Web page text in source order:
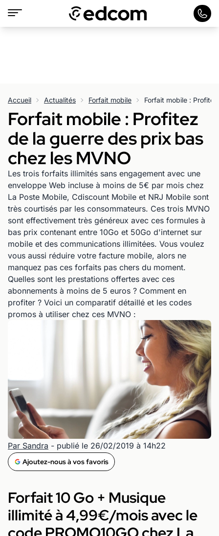
Accueil Actualités Forfait mobile
Forfait mobile : Profitez
de la guerre des prix bas
chez les MVNO
Les trois forfaits illimités sans engagement avec une
enveloppe Web incluse à moins de 5€ par mois chez
La Poste Mobile, Cdiscount Mobile et NRJ Mobile sont
très courtisés par les consommateurs. Ces trois MVNO
sont effectivement très généreux avec ces formules à
bas prix contenant entre 10Go et 50Go d'internet sur
mobile et des communications illimitées. Vous voulez
vous aussi réduire votre facture mobile, alors ne
manquez pas ces forfaits pas chers du moment.
Quelles sont les prestations offertes avec ces
abonnements à moins de 5 euros ? Comment en
profiter ? Voici un comparatif détaillé et les codes
promos à utiliser chez ces MVNO :
Par Sandra - publié le 26/02/2019 à 14h22
Ajoutez-nous à vos favoris
Forfait 10 Go + Musique
illimité à 4,99€/mois avec le